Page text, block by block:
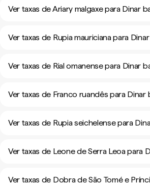
Ver taxas de Ariary malgaxe para Dinar
Ver taxas de Rupia mauriciana para
Ver taxas de Rial omanense para Dinar
Ver taxas de Franco ruandês para Dinar
Ver taxas de Rupia seichelense para
Ver taxas de Leone de Serra Leoa para
Ver taxas de Dobra de São Tomé e